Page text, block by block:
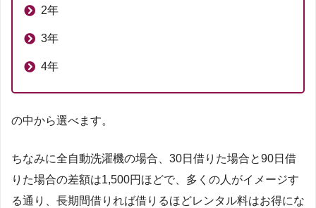
2年
3年
4年
の中から選べます。
ちなみに全自動洗濯機の場合、30日借りた場合と90日借
りた場合の差額は1,500円ほどで、多くの人がイメージす
る通り、長期間借りれば借りるほどレンタル料はお得にな